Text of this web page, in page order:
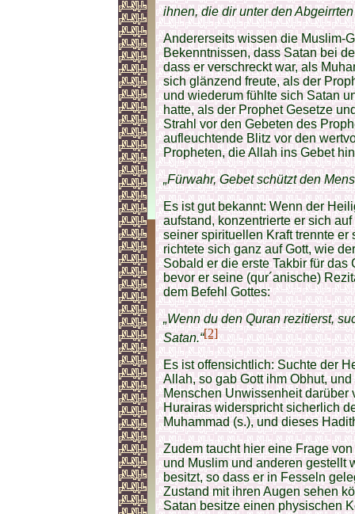
ihnen, die dir unter den Abgeirrten
Andererseits wissen die Muslim-
Bekenntnissen, dass Satan bei
dass er verschreckt war, als
sich glänzend freute, als der
und wiederum fühlte sich Satan
hatte, als der Prophet Gesetze
Strahl vor den Gebeten des
aufleuchtende Blitz vor den
Propheten, die Allah ins Gebet
„Fürwahr, Gebet schützt den
Es ist gut bekannt: Wenn der
aufstand, konzentrierte er sich
seiner spirituellen Kraft trennte
richtete sich ganz auf Gott, wie
Sobald er die erste Takbir für das
bevor er seine (qur´anische)
dem Befehl Gottes:
„Wenn du den Quran rezitierst,
Satan.“[2]
Es ist offensichtlich: Suchte der
Allah, so gab Gott ihm Obhut,
Menschen Unwissenheit darüber
Hurairas widerspricht sicherlich
Muhammad (s.), und dieses
Zudem taucht hier eine Frage
und Muslim und anderen gestellt
besitzt, so dass er in Fesseln
Zustand mit ihren Augen sehen
Satan besitze einen physischen